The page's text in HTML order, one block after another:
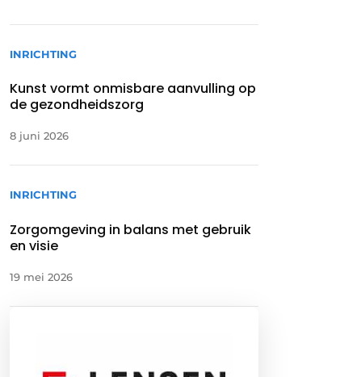
INRICHTING
Kunst vormt onmisbare aanvulling op
de gezondheidszorg
8 juni 2026
INRICHTING
Zorgomgeving in balans met gebruik
en visie
19 mei 2026